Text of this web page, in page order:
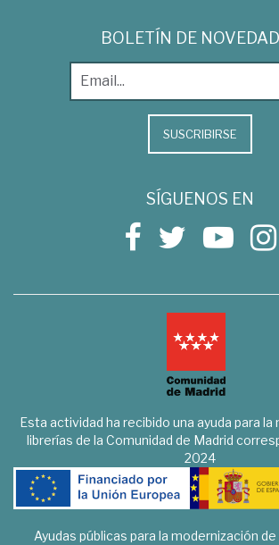
BOLETÍN DE
SUSCRIBIRSE
SÍGUENOS EN
Esta actividad ha recibido una ayuda para
librerías de la Comunidad de Madrid
2024
Ayudas públicas para la modernización